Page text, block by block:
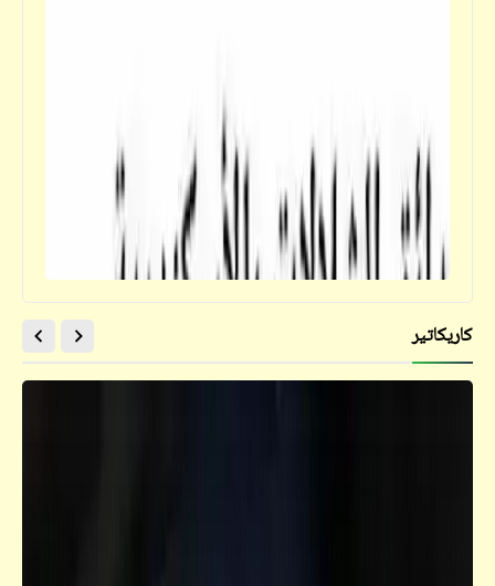
قصص_قصص عالمية
كنوز الملك سليمان (2) | قصص عالمية
كاريكاتير